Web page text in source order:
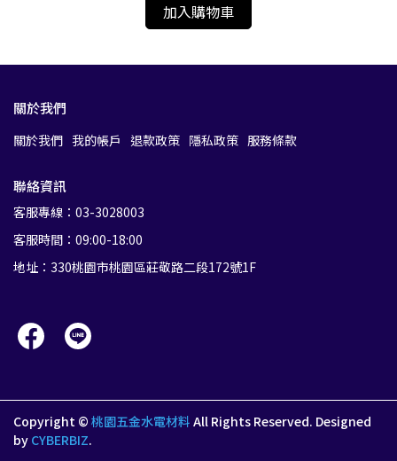
加入購物車
關於我們
關於我們 我的帳戶 退款政策 隱私政策 服務條款
聯絡資訊
客服專線：03-3028003
客服時間：09:00-18:00
地址：330桃園市桃園區莊敬路二段172號1F
Copyright © 桃園五金水電材料 All Rights Reserved. Designed
by CYBERBIZ.